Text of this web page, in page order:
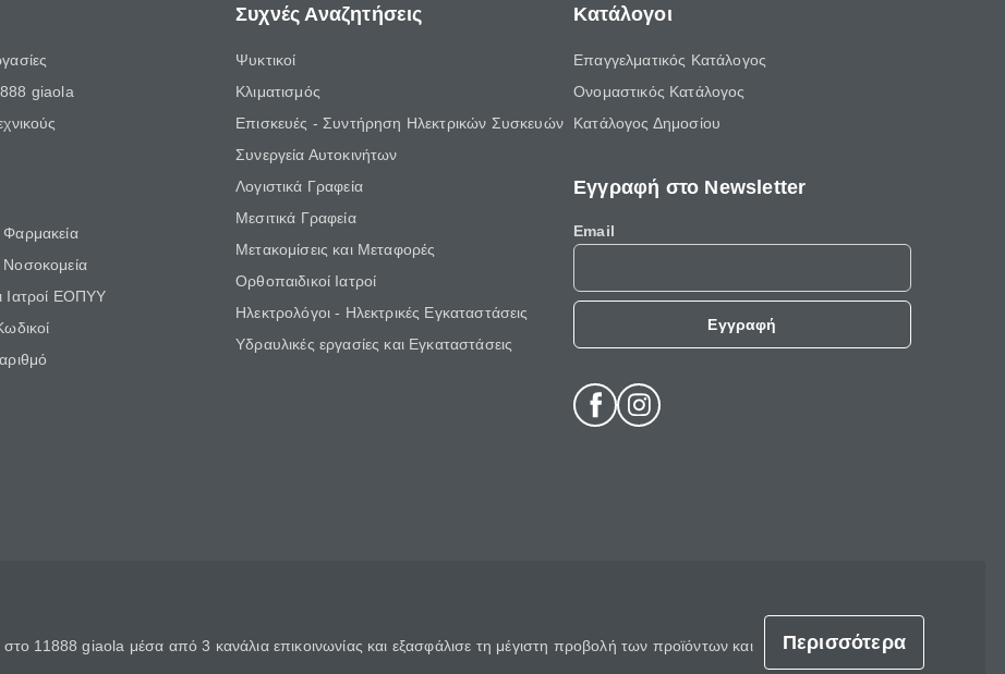
giaola
Ιατροί ΕΟΠΥΥ
Συχνές Αναζητήσεις
Ψυκτικοί
Κλιματισμός
Επισκευές - Συντήρηση Ηλεκτρικών Συσκευών
Συνεργεία Αυτοκινήτων
Λογιστικά Γραφεία
Μεσιτικά Γραφεία
Μετακομίσεις και Μεταφορές
Ορθοπαιδικοί Ιατροί
Ηλεκτρολόγοι - Ηλεκτρικές Εγκαταστάσεις
Υδραυλικές εργασίες και Εγκαταστάσεις
Κατάλογοι
Επαγγελματικός Κατάλογος
Ονομαστικός Κατάλογος
Κατάλογος Δημοσίου
Εγγραφή στο Newsletter
Email
Εγγραφή
11888 giaola μέσα από 3 κανάλια επικοινωνίας και εξασφάλισε τη μέγιστη προβολή των προϊόντων και
Περισσότερα